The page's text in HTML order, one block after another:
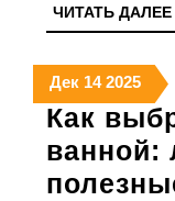
ЧИТАТЬ ДАЛЕЕ
Дек14
декабря
2025
1414
декабря
2025
202514
2025
Как
ванной: